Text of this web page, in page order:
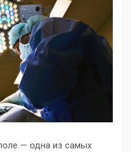
— одна из самых